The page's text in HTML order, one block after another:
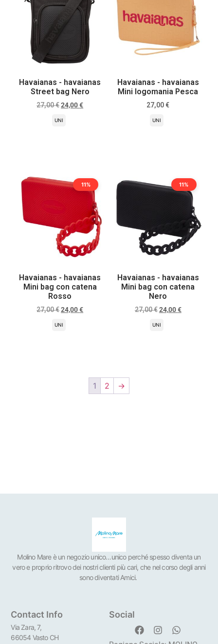
Havaianas - havaianas
Street bag Nero
27,00€24,00€
UNI
Havaianas - havaianas
Mini logomania Pesca
27,00 €
UNI
11%
Havaianas - havaianas
Mini bag con catena
Rosso
27,00€24,00€
UNI
11%
Havaianas - havaianas
Mini bag con catena
Nero
27,00€ 24,00€
UNI
1 2 →
Molino Mare è un negozio unico…unico perché spesso diventa un
vero e proprio ritrovo dei nostri clienti più cari, che nel corso degli anni
sono diventati Amici.
Contact Info
Via Zara, 7,
66054 Vasto CH
Social